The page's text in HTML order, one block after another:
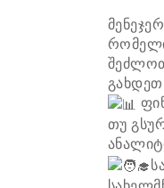
შეძლოთ
თუ